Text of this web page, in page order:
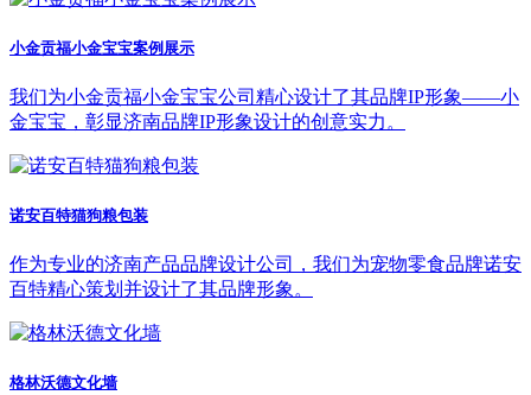
小金贡福小金宝宝案例展示
我们为小金贡福小金宝宝公司精心设计了其品牌IP形象——小
金宝宝，彰显济南品牌IP形象设计的创意实力。
诺安百特猫狗粮包装
作为专业的济南产品品牌设计公司，我们为宠物零食品牌诺安
百特精心策划并设计了其品牌形象。
格林沃德文化墙